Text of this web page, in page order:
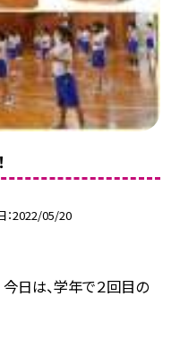
2022/05/20
今日は、学年で２回目の